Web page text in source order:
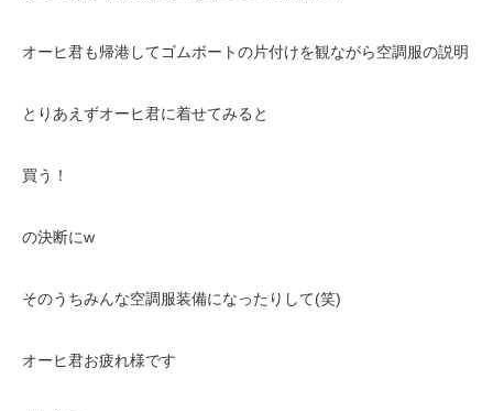
オーヒ君も帰港してゴムボートの片付けを観ながら空調服の説明
とりあえずオーヒ君に着せてみると
買う！
の決断にw
そのうちみんな空調服装備になったりして(笑)
オーヒ君お疲れ様です